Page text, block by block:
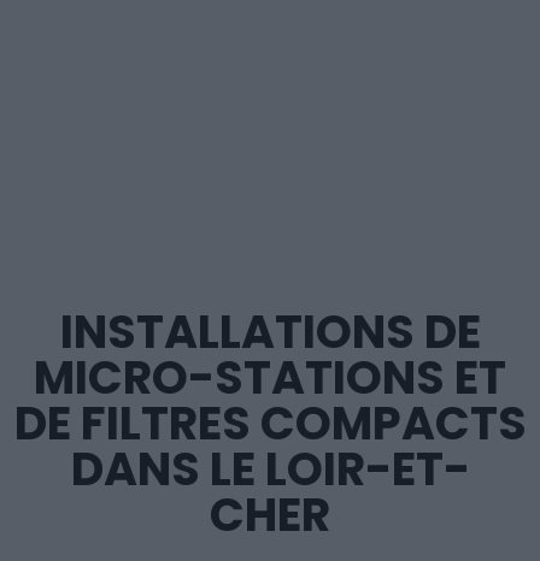
INSTALLATIONS DE
MICRO-STATIONS ET
DE FILTRES COMPACTS
DANS LE LOIR-ET-
CHER